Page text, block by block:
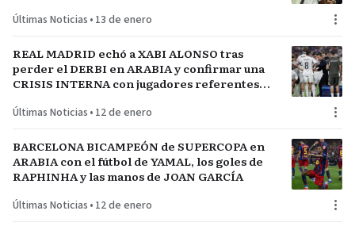
Últimas Noticias • 13 de enero
REAL MADRID echó a XABI ALONSO tras
perder el DERBI en ARABIA y confirmar una
CRISIS INTERNA con jugadores referentes
Últimas Noticias • 12 de enero
BARCELONA BICAMPEÓN de SUPERCOPA en
ARABIA con el fútbol de YAMAL, los goles de
RAPHINHA y las manos de JOAN GARCÍA
Últimas Noticias • 12 de enero